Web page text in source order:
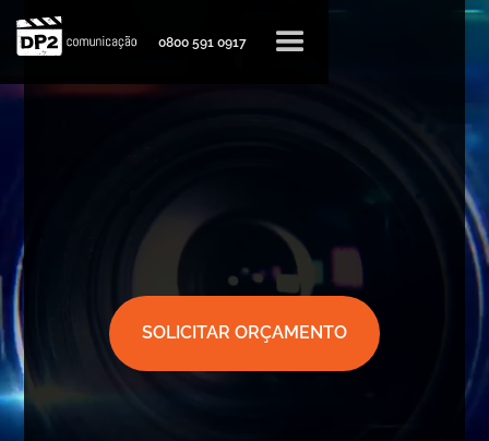
0800 591 0917
SOLICITAR ORÇAMENTO